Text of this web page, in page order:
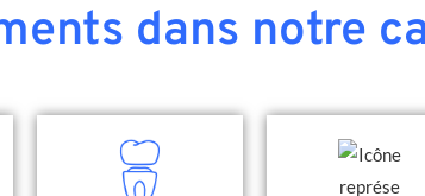
dans notre